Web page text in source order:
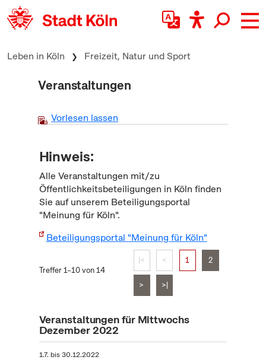
zum Inhalt springen
Leben in Köln Freizeit, Natur und Sport
Veranstaltungen
Vorlesen lassen
Hinweis:
Alle Veranstaltungen mit/zu
Öffentlichkeitsbeteiligungen in Köln finden
Sie auf unserem Beteiligungsportal
"Meinung für Köln".
Beteiligungsportal "Meinung für Köln"
Treffer 1–10 von 14
|< < 1 2
> >|
Veranstaltungen für Mittwochs
Dezember 2022
1.7. bis30.12.2022